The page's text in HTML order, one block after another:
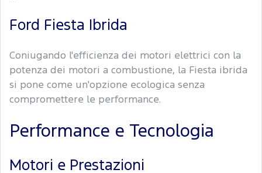
Ford Fiesta Ibrida
Coniugando l'efficienza dei motori elettrici con la
potenza dei motori a combustione, la Fiesta ibrida
si pone come un'opzione ecologica senza
compromettere le performance.
Performance e Tecnologia
Motori e Prestazioni